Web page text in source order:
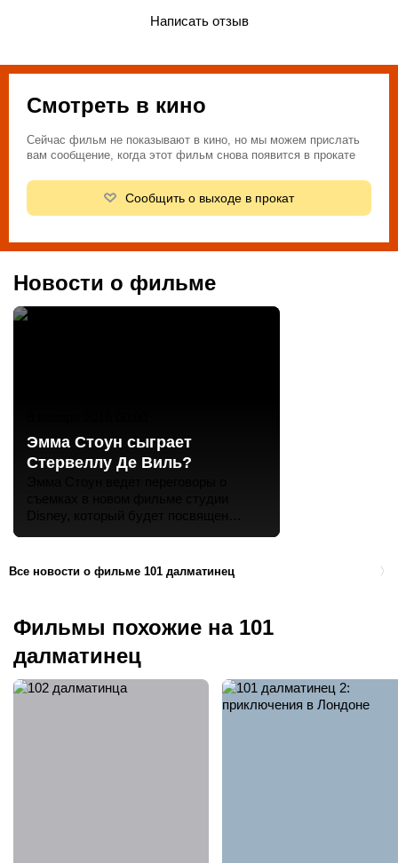
Написать отзыв
Смотреть в кино
Сейчас фильм не показывают в кино, но мы можем прислать
вам сообщение, когда этот фильм снова появится в прокате
Сообщить о выходе в прокат
Новости о фильме
Эмма Стоун сыграет
Стервеллу Де Виль?
Стервелле Де Виль (ранее ее имя
Все новости о фильме 101 далматинец
Фильмы похожие на 101
далматинец